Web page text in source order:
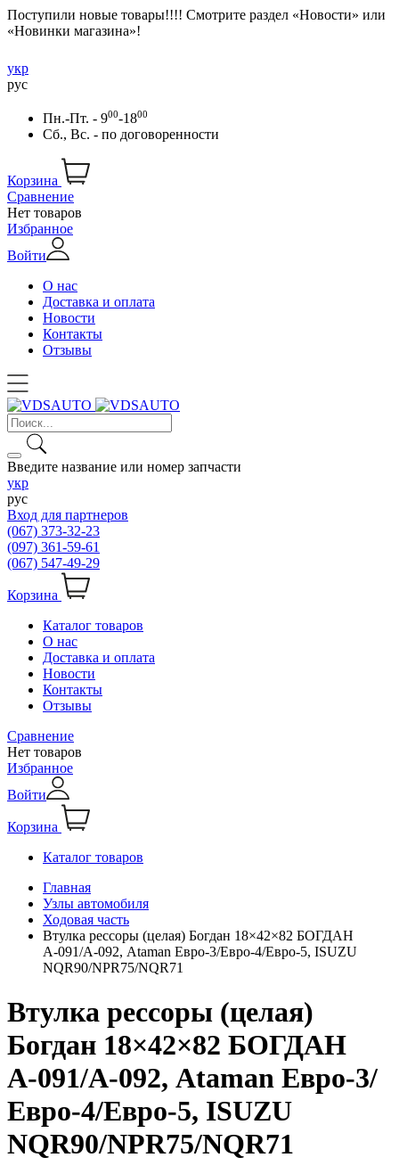
Поступили новые товары!!!! Смотрите раздел «Новости» или
«Новинки магазина»!
укр
рус
Пн.-Пт. - 900-1800
Сб., Вс. - по договоренности
Корзина
Сравнение
Нет товаров
Избранное
Войти
О нас
Доставка и оплата
Новости
Контакты
Отзывы
Введите название или номер запчасти
укр
рус
Вход для партнеров
(067) 373-32-23
(097) 361-59-61
(067) 547-49-29
Корзина
Каталог товаров
О нас
Доставка и оплата
Новости
Контакты
Отзывы
Сравнение
Нет товаров
Избранное
Войти
Корзина
Каталог товаров
Главная
Узлы автомобиля
Ходовая часть
Втулка рессоры (целая) Богдан 18×42×82 БОГДАН
А-091/А-092, Ataman Евро-3/Евро-4/Евро-5, ISUZU
NQR90/NPR75/NQR71
Втулка рессоры (целая)
Богдан 18×42×82 БОГДАН
А-091/А-092, Ataman Евро-3/
Евро-4/Евро-5, ISUZU
NQR90/NPR75/NQR71